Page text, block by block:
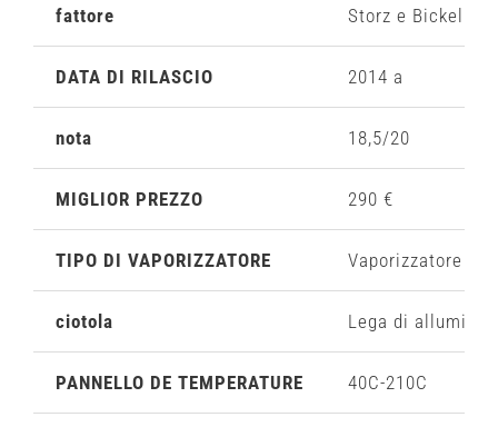
fattore Storz e Bickel
DATA DI RILASCIO 2014 a
nota 18,5/20
MIGLIOR PREZZO 290 €
TIPO DI VAPORIZZATORE Vaporizzatore
ciotola Lega di alluminio
PANNELLO DE TEMPERATURE 40C-210C